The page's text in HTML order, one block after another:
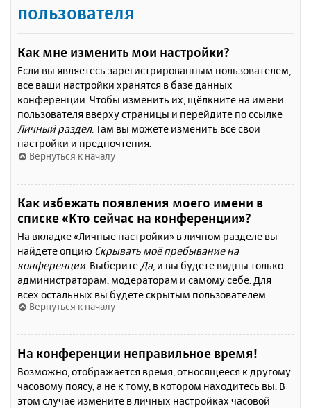
пользователя
Как мне изменить мои настройки?
Если вы являетесь зарегистрированным пользователем,
все ваши настройки хранятся в базе данных
конференции. Чтобы изменить их, щёлкните на имени
пользователя вверху страницы и перейдите по ссылке
Личный раздел. Там вы можете изменить все свои
настройки и предпочтения.
Вернуться к началу
Как избежать появления моего имени в
списке «Кто сейчас на конференции»?
На вкладке «Личные настройки» в личном разделе вы
найдёте опцию Скрывать моё пребывание на
конференции. Выберите Да, и вы будете видны только
администраторам, модераторам и самому себе. Для
всех остальных вы будете скрытым пользователем.
Вернуться к началу
На конференции неправильное время!
Возможно, отображается время, относящееся к другому
часовому поясу, а не к тому, в котором находитесь вы. В
этом случае измените в личных настройках часовой